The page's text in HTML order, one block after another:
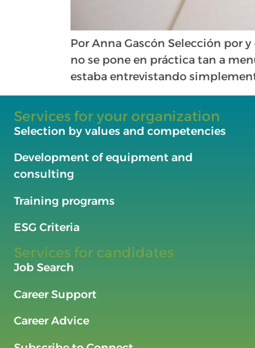
Por Anna Gascón Selección por
no se pone en práctica tan a
estaba entrevistando
Services for your organization
Selection by values and competencies
Development of equipment and
consulting
Training programs
ESG Criteria
Services for candidates
Job Search
Career Support
Career Advice